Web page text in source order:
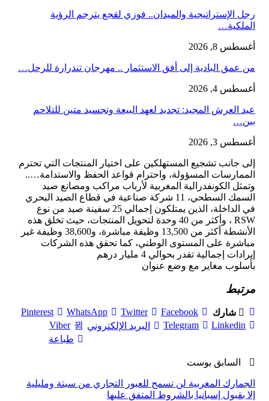
رجل الإستراتيجية والميدان.. فوزي لقجع يترجم الرؤية
الملكية…
أغسطس 8, 2026
من عمق البادية إلى أفق الاستثمار .. مهرجان تندرارة للرحل…
أغسطس 4, 2026
عيد العرش المجيد: تجديد لعهد البيعة وتجسيد متين للتلاحم
بين…
أغسطس 3, 2026
إلى جانب تشجيع المستهلكين على اختيار المنتجات التي تحترم
الممارسات المسؤولة، واحترام قواعد الحفظ والاستدامة…..
وتمثل الكونفدرالية المغربية لأرباب مراكب ومصانع صيد
السمك السطحي، 11 شركة صناعية في قطاع الصيد البحري
في الداخلة، الذين يمتلكون إجمالي 25 سفينة صيد من نوع
RSW ، وأكثر من 40 وحدة لتحويل المنتجات، حيث تخلق هذه
الأنشطة أكثر من 13,500 وظيفة مباشرة، و38,600 وظيفة غير
مباشرة على المستوى الوطني، كما تحقق هذه الشركات
إيرادات إجمالية تقدر بحوالي 4 مليار درهم
بأسلوب مغاير مع وضع عنوان
مرتبط
شارك Facebook
Twitter
WhatsApp
Pinterest
Linkedin
Telegram البريد الإلكتروني
Viber
طباعة
السابق بوست
الجمارك المغربية لن تسمح للعبور التجاري من سبتة ومليلية
إلا بقبول إسبانيا بالشروط المتفق عليها